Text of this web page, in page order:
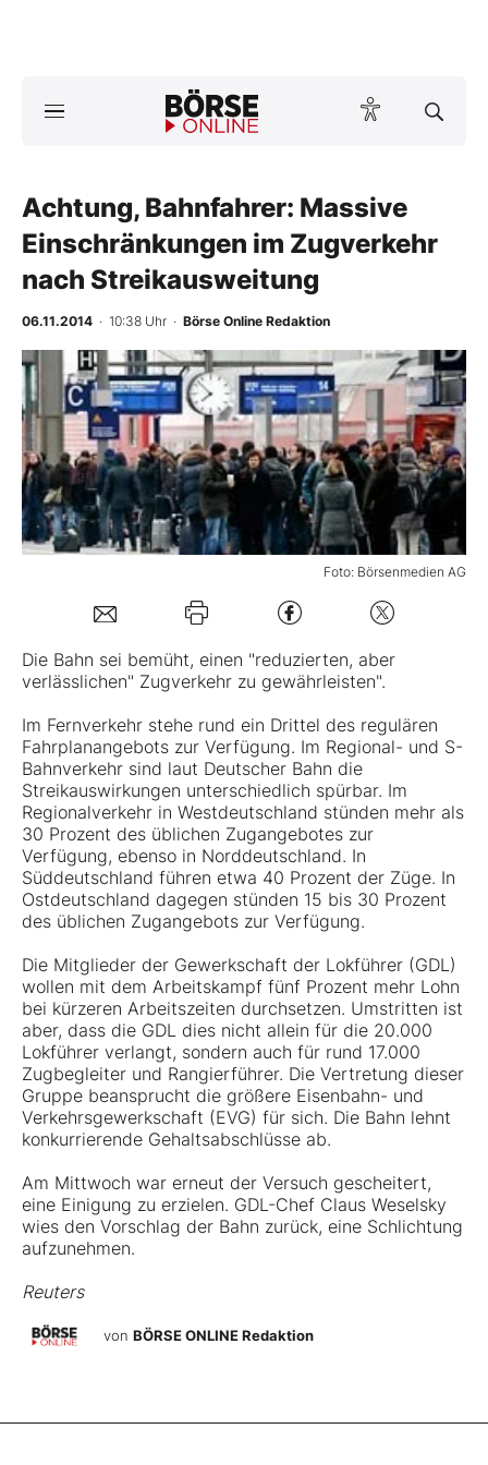
Anlageprodukte
Finanz-Check
Abo & Shop
BO-Musterdepots
Experten
Mein B:O
Mein Konto
Folgen Sie uns
Achtung, Bahnfahrer: Massive
Einschränkungen im Zugverkehr
nach Streikausweitung
06.11.2014 · 10:38 Uhr · Börse Online Redaktion
Foto: Börsenmedien AG
Die Bahn sei bemüht, einen "reduzierten, aber
verlässlichen" Zugverkehr zu gewährleisten".
Im Fernverkehr stehe rund ein Drittel des regulären
Fahrplanangebots zur Verfügung. Im Regional- und S-
Bahnverkehr sind laut Deutscher Bahn die
Streikauswirkungen unterschiedlich spürbar. Im
Regionalverkehr in Westdeutschland stünden mehr als
30 Prozent des üblichen Zugangebotes zur
Verfügung, ebenso in Norddeutschland. In
Süddeutschland führen etwa 40 Prozent der Züge. In
Ostdeutschland dagegen stünden 15 bis 30 Prozent
des üblichen Zugangebots zur Verfügung.
Die Mitglieder der Gewerkschaft der Lokführer (GDL)
wollen mit dem Arbeitskampf fünf Prozent mehr Lohn
bei kürzeren Arbeitszeiten durchsetzen. Umstritten ist
aber, dass die GDL dies nicht allein für die 20.000
Lokführer verlangt, sondern auch für rund 17.000
Zugbegleiter und Rangierführer. Die Vertretung dieser
Gruppe beansprucht die größere Eisenbahn- und
Verkehrsgewerkschaft (EVG) für sich. Die Bahn lehnt
konkurrierende Gehaltsabschlüsse ab.
Am Mittwoch war erneut der Versuch gescheitert,
eine Einigung zu erzielen. GDL-Chef Claus Weselsky
wies den Vorschlag der Bahn zurück, eine Schlichtung
aufzunehmen.
Reuters
von BÖRSE ONLINE Redaktion